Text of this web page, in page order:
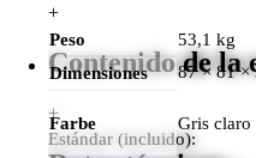
+
Peso
53,1 kg
Dimensiones
87 × 81 ×
Farbe Gris claro
Contenido de la
+
Estándar (incluido):